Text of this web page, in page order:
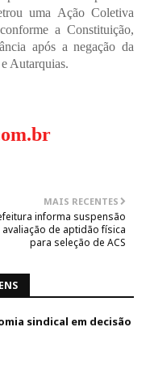
uma Ação Coletiva
a Constituição,
após a negação da
Autarquias.
MAIS RECENTES
informa suspensão
avaliação de aptidão física
para seleção de ACS
sindical em decisão